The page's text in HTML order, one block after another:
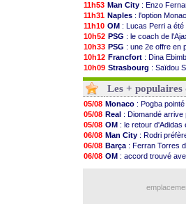
11h53 Man City : Enzo
11h31 Naples : l'option
11h10 OM : Lucas Perri a
10h52 PSG : le coach de
10h33 PSG : une 2e offre en
10h12 Francfort : Dina
10h09 Strasbourg : Saïdou
10h05 Monaco: Filipe Luis
09h44
Dortmund:
09h24 Barça: première offre
09h06
Argentine : le soutien
08h44
Tottenham: Van de
08h22
Barça : l'agent de
06/08 FIFA: la CAF soutient
06/08 CdM 2030: Rubiales
06/08 Rennes: Embolo a
: Trafford à
Les + populaires
05/08 Monaco : Pogba
05/08 Real : Diomandé arrive
05/08 OM : le retour d'Adidas
06/08 Man City : Rodri
06/08 Barça : Ferran Torres
06/08 OM : accord trouvé